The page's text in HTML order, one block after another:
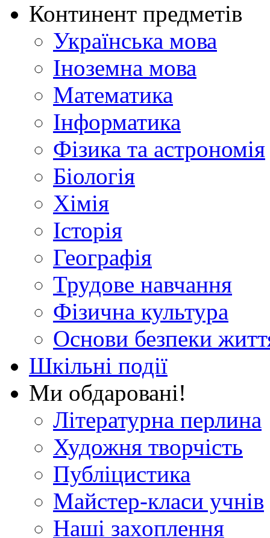
Континент предметів
Українська мова
Іноземна мова
Математика
Інформатика
Фізика та астрономія
Біологія
Хімія
Історія
Географія
Трудове навчання
Фізична культура
Основи безпеки
Шкільні події
Ми обдаровані!
Літературна перлина
Художня творчість
Публіцистика
Майстер-класи учнів
Наші захоплення